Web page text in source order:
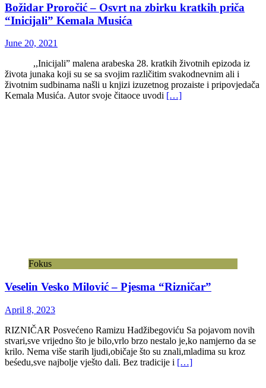
Božidar Proročić – Osvrt na zbirku kratkih priča
“Inicijali” Kemala Musića
June 20, 2021
,,Inicijali” malena arabeska 28. kratkih životnih epizoda iz
života junaka koji su se sa svojim različitim svakodnevnim ali i
životnim sudbinama našli u knjizi izuzetnog prozaiste i pripovjedača
Kemala Musića. Autor svoje čitaoce uvodi […]
Fokus
Veselin Vesko Milović – Pjesma “Rizničar”
April 8, 2023
RIZNIČAR Posvećeno Ramizu Hadžibegoviću Sa pojavom novih
stvari,sve vrijedno što je bilo,vrlo brzo nestalo je,ko namjerno da se
krilo. Nema više starih ljudi,običaje što su znali,mladima su kroz
beśedu,sve najbolje vješto dali. Bez tradicije i […]